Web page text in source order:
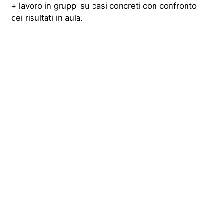
+ lavoro in gruppi su casi concreti con confronto
dei risultati in aula.